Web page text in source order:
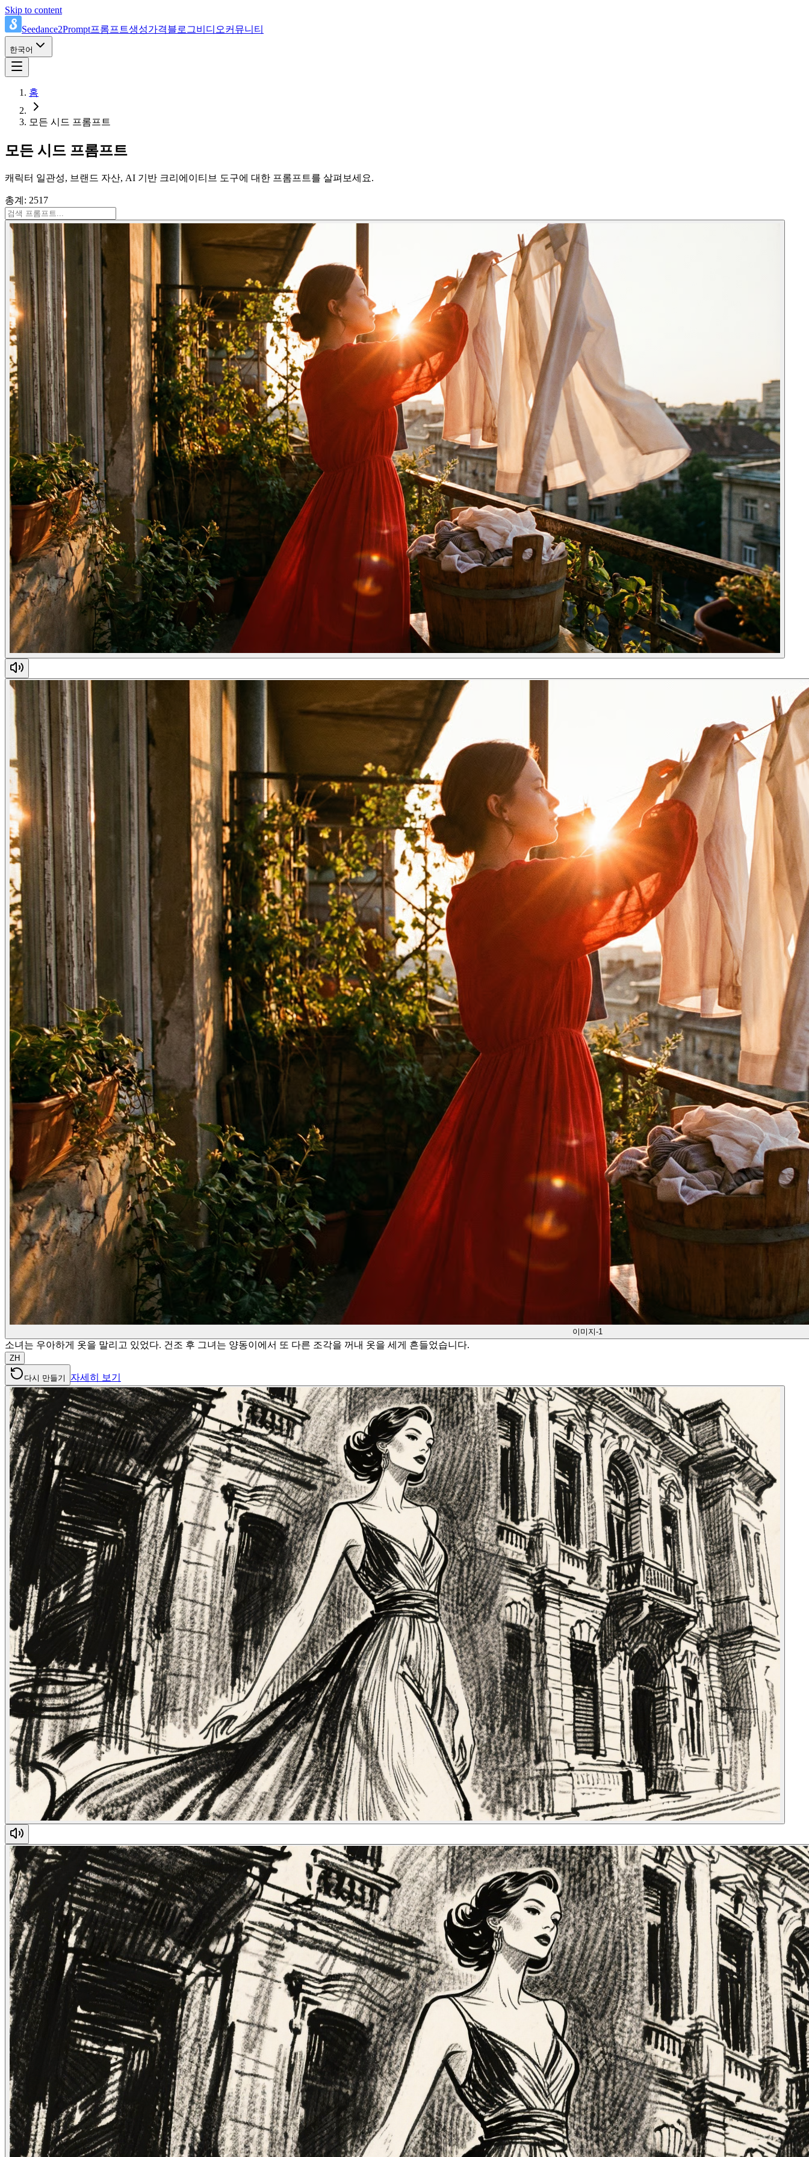
Skip to content
Seedance2Prompt프롬프트생성가격블로그비디오커뮤니티
한국어
홈
모든 시드 프롬프트
모든 시드 프롬프트
캐릭터 일관성, 브랜드 자산, AI 기반 크리에이티브 도구에 대한 프롬프트를 살펴보세요.
총계: 2517
이미지-1
소녀는 우아하게 옷을 말리고 있었다. 건조 후 그녀는 양동이에서 또 다른 조각을 꺼내 옷을 세게 흔들었습니다.
ZH
다시 만들기 자세히 보기